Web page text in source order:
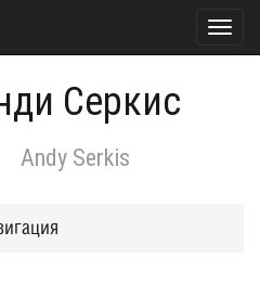
Серкис
Andy Serkis